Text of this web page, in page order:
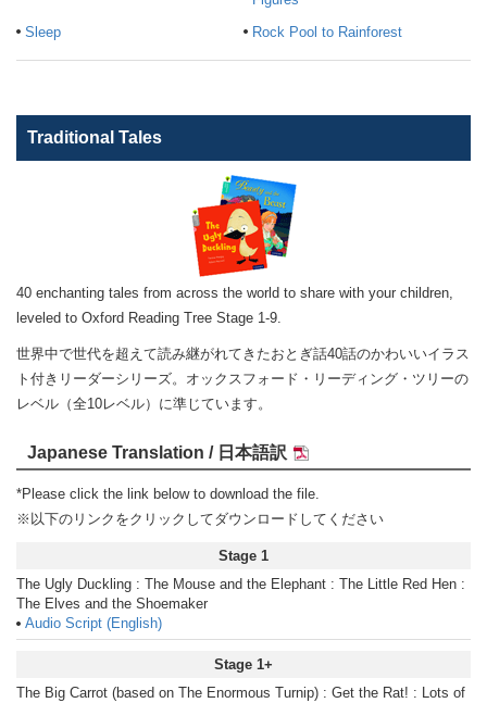
Sleep
Rock Pool to Rainforest
Traditional Tales
40 enchanting tales from across the world to share with your children,
leveled to Oxford Reading Tree Stage 1-9.
世界中で世代を超えて読み継がれてきたおとぎ話40話のかわいいイラス
ト付きリーダーシリーズ。オックスフォード・リーディング・ツリーの
レベル（全10レベル）に準じています。
Japanese Translation / 日本語訳
*Please click the link below to download the file.
※以下のリンクをクリックしてダウンロードしてください
Stage 1
The Ugly Duckling : The Mouse and the Elephant : The Little Red Hen :
The Elves and the Shoemaker
Audio Script (English)
Stage 1+
The Big Carrot (based on The Enormous Turnip) : Get the Rat! : Lots of